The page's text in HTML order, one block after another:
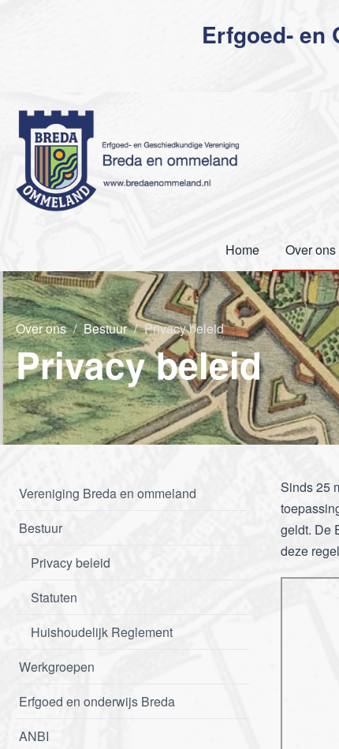
Erfgoed- en
Home Over ons
Over ons Bestuur Privacy beleid
Privacy beleid
Vereniging Breda en ommeland
Bestuur
Privacy beleid
Statuten
Huishoudelijk Reglement
Werkgroepen
Erfgoed en onderwijs Breda
ANBI
Sinds 25
geldt. De
deze